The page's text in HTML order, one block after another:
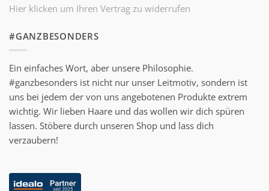
Hier klicken um Ihren Vertrag zu widerrufen
#GANZBESONDERS
Ein einfaches Wort, aber unsere Philosophie.
#ganzbesonders ist nicht nur unser Leitmotiv, sondern ist
uns bei jedem der von uns angebotenen Produkte extrem
wichtig. Wir lieben Haare und das wollen wir dich spüren
lassen. Stöbere durch unseren Shop und lass dich
verzaubern!